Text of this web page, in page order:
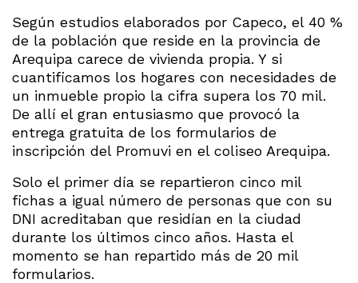
Según estudios elaborados por Capeco, el 40 %
de la población que reside en la provincia de
Arequipa carece de vivienda propia. Y si
cuantificamos los hogares con necesidades de
un inmueble propio la cifra supera los 70 mil.
De allí el gran entusiasmo que provocó la
entrega gratuita de los formularios de
inscripción del Promuvi en el coliseo Arequipa.
Solo el primer día se repartieron cinco mil
fichas a igual número de personas que con su
DNI acreditaban que residían en la ciudad
durante los últimos cinco años. Hasta el
momento se han repartido más de 20 mil
formularios.